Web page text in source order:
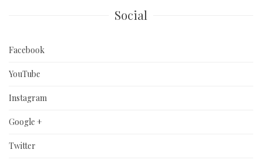
Social
Facebook
YouTube
Instagram
Google +
Twitter